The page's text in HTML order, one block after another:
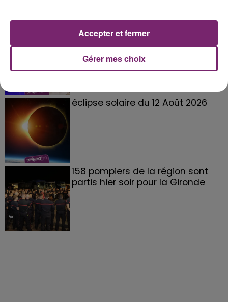
La Bulle - Guinguette éphémère
de Frelinghien !
éclipse solaire du 12 Août 2026
158 pompiers de la région sont
partis hier soir pour la Gironde
Gérer mes choix
Accepter et fermer